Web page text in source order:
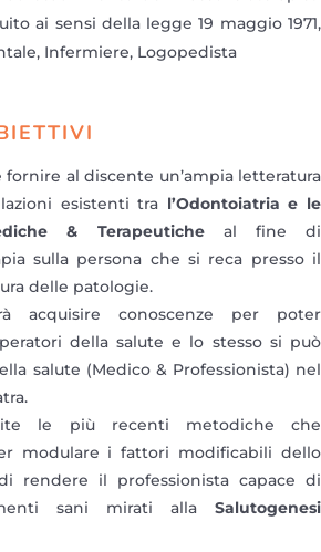
ai sensi della legge 19 maggio 1971,
Infermiere, Logopedista
fornire al discente un’ampia letteratura
esistenti tra l’Odontoiatria e le
& Terapeutiche al fine di
sulla persona che si reca presso il
delle patologie.
acquisire conoscenze per poter
della salute e lo stesso si può
salute (Medico & Professionista) nel
le più recenti metodiche che
modulare i fattori modificabili dello
rendere il professionista capace di
sani mirati alla Salutogenesi